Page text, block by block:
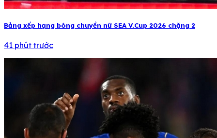
Bảng xếp hạng bóng chuyền nữ SEA V.Cup 2026 chặng 2
41 phút trước